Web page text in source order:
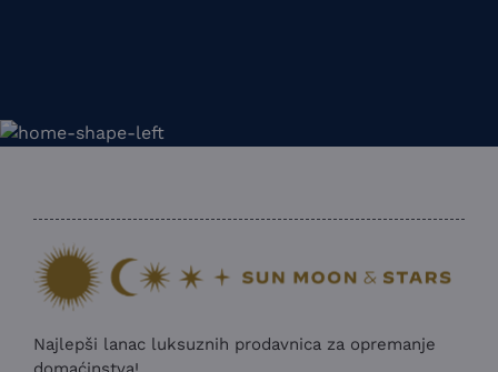
Najlepši lanac luksuznih prodavnica za opremanje